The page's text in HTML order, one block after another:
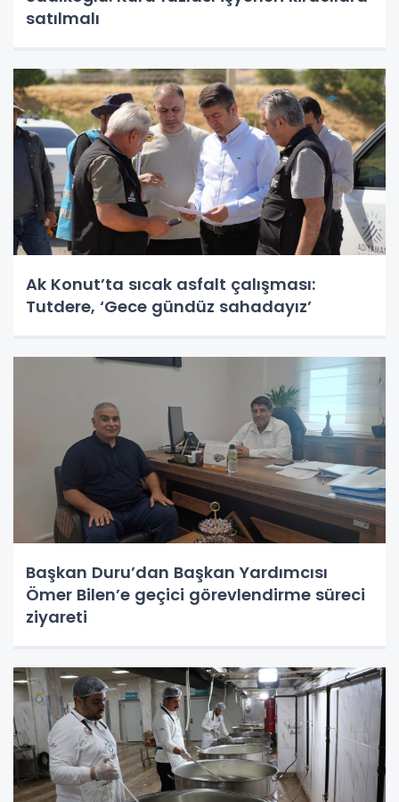
satılmalı
Ak Konut’ta sıcak asfalt çalışması:
Tutdere, ‘Gece gündüz sahadayız’
Başkan Duru’dan Başkan Yardımcısı
Ömer Bilen’e geçici görevlendirme süreci
ziyareti